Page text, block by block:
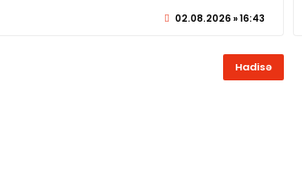
02.08.2026 » 16:43
Hadisə